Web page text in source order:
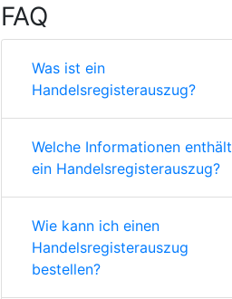
FAQ
Was ist ein
Handelsregisterauszug?
Welche Informationen enthält
ein Handelsregisterauszug?
Wie kann ich einen
Handelsregisterauszug
bestellen?